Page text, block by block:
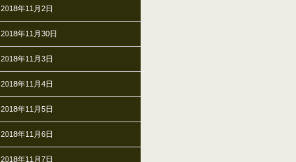
2018年11月2日
2018年11月30日
2018年11月3日
2018年11月4日
2018年11月5日
2018年11月6日
2018年11月7日